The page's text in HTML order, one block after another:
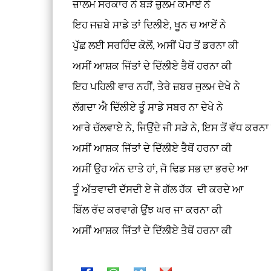
ਜ਼ਾਲਮ ਸਰਕਾਰ ਨੇ ਬੜੇ ਜ਼ੁਲਮ ਕਮਾਏ ਨੇ
ਇਹ ਜਜ਼ਬੇ ਸਾਡੇ ਤਾਂ ਦਿਲੀਏ, ਖੂਨ ਚ ਆਏਂ ਨੇ
ਪੁੱਛ ਲਈ ਸਰਹਿੰਦ ਕੋਲੋਂ, ਅਸੀਂ ਪੋਹ ਤੋਂ ਡਰਨਾ ਕੀ
ਅਸੀਂ ਆਸ਼ਕ ਜਿੱਤਾਂ ਦੇ ਦਿੱਲੀਏ ਤੈਥੋਂ ਹਰਨਾ ਕੀ
ਇਹ ਪਹਿਲੀ ਵਾਰ ਨਹੀਂ, ਤੇਰੇ ਜ਼ਬਰ ਜੁਲਮ ਦੇਖੇ ਨੇ
ਲੱਗਦਾ ਐ ਦਿੱਲੀਏ ਤੂੰ ਸਾਡੇ ਸਬਰ ਨਾ ਦੇਖੇ ਨੇ
ਆਰੇ ਚੱਲਵਾਏ ਨੇ, ਜਿਉਂਦੇ ਜੀ ਸੜੇ ਨੇ, ਇਸ ਤੋਂ ਵੱਧ ਕਰਨਾ
ਅਸੀਂ ਆਸ਼ਕ ਜਿੱਤਾਂ ਦੇ ਦਿੱਲੀਏ ਤੈਥੋਂ ਹਰਨਾ ਕੀ
ਅਸੀਂ ਉਹ ਅੰਨ ਦਾਤੇ ਹਾਂ, ਜੋ ਢਿਡ ਸਭ ਦਾ ਭਰਦੇ ਆ
ਤੂੰ ਅੱਤਵਾਦੀ ਦੱਸਦੀ ਏ ਜੇ ਗੱਲ ਹੱਕ ਦੀ ਕਰਦੇ ਆ
ਬਿੱਲ ਰੱਦ ਕਰਵਾਗੇ ਉਂਝ ਘਰ ਜਾ ਕਰਨਾ ਕੀ
ਅਸੀਂ ਆਸ਼ਕ ਜਿੱਤਾਂ ਦੇ ਦਿੱਲੀਏ ਤੈਥੋਂ ਹਰਨਾ ਕੀ